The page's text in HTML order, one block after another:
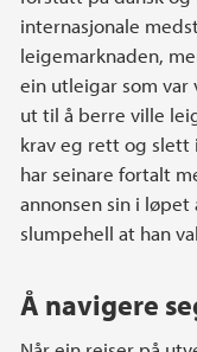
internasjonale
leigemarknaden,
ein utleigar som var
ut til å berre ville
krav eg rett og slett
har seinare fortalt
annonsen sin i
slumpehell at han
Å navigere